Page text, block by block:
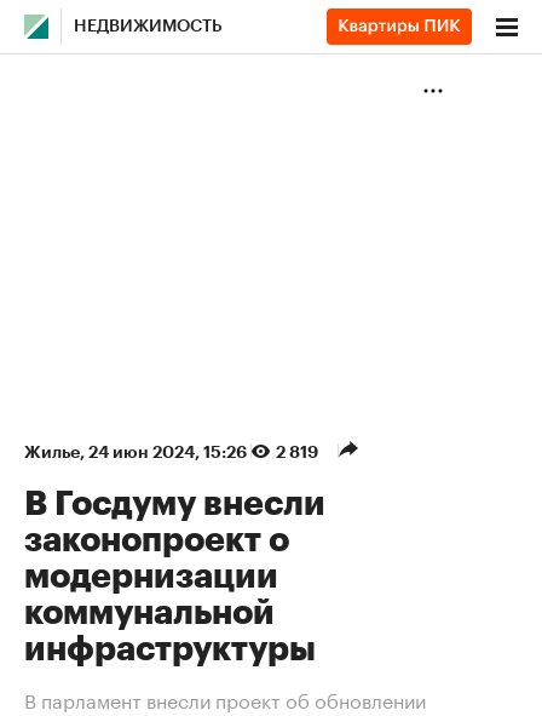
НЕДВИЖИМОСТЬ
Жилье⁠, 24 июн 2024, 15:26 2 819
В Госдуму внесли
законопроект о
модернизации
коммунальной
инфраструктуры
В парламент внесли проект об обновлении